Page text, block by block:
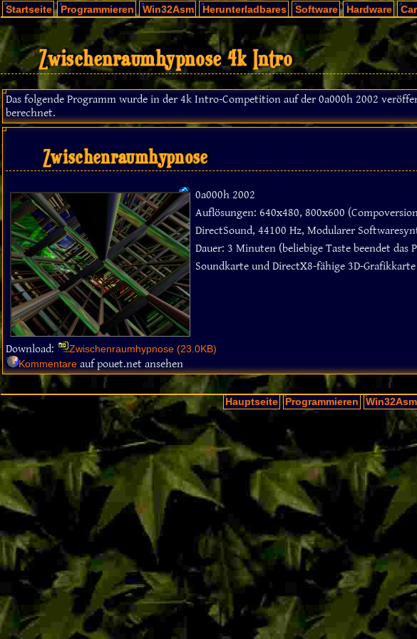
Startseite Programmieren Win32Asm Herunterladbares Software Hardware
Zwischenraumhypnose 4k Intro
Das folgende Programm wurde in der 4k Intro-Competition auf der 0a000h 2002
berechnet.
Zwischenraumhypnose
0a000h 2002
Auflösungen: 640x480, 800x600
DirectSound, 44100 Hz, Modularer
Dauer: 3 Minuten (beliebige Taste beendet das
Soundkarte und DirectX8-fähige 3D-
Download:
Zwischenraumhypnose (23.0KB)
Kommentareauf pouet.net ansehen
Hauptseite
Programmieren Win32Asm